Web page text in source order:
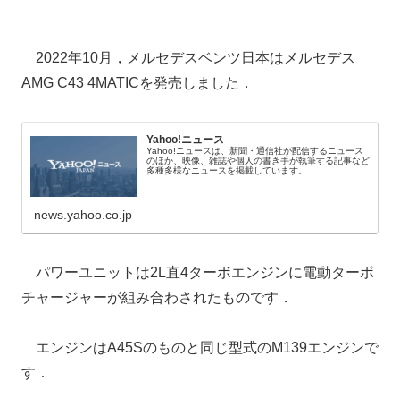
2022年10月，メルセデスベンツ日本はメルセデス
AMG C43 4MATICを発売しました．
Yahoo!ニュース
Yahoo!ニュースは、新聞・通信社が配信するニュース
のほか、映像、雑誌や個人の書き手が執筆する記事など
多種多様なニュースを掲載しています。
news.yahoo.co.jp
パワーユニットは2L直4ターボエンジンに電動ターボ
チャージャーが組み合わされたものです．
エンジンはA45Sのものと同じ型式のM139エンジンで
す．